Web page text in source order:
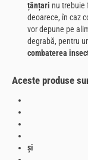
țânțari nu trebuie
deoarece, în caz
vor depune pe
degrabă, pentru
combaterea
Aceste produse
și